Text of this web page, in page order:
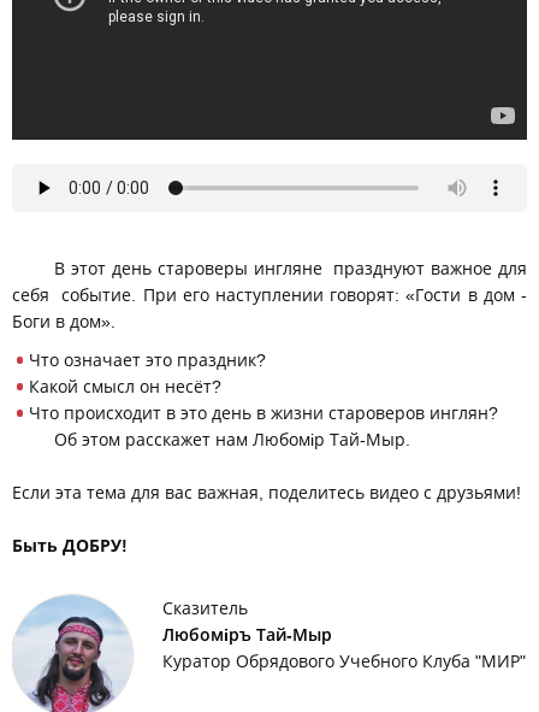
В этот день староверы ингляне празднуют важное для
себя событие. При его наступлении говорят: «Гости в дом -
Боги в дом».
Что означает это праздник?
Какой смысл он несёт?
Что происходит в это день в жизни староверов инглян?
Об этом расскажет нам Любомiр Тай-Мыр.
Если эта тема для вас важная, поделитесь видео с друзьями!
Быть ДОБРУ!
Сказитель
Любомiръ Тай-Мыр
Куратор Обрядового Учебного Клуба "МИР"